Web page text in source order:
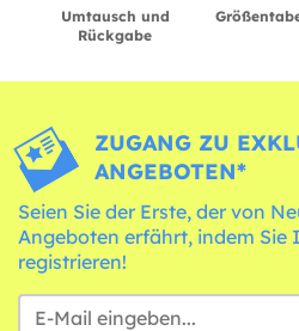
Umtausch und
Rückgabe
ZUGANG ZU
ANGEBOTEN*
Seien Sie der Erste, der von
Angeboten erfährt, indem Sie
registrieren!